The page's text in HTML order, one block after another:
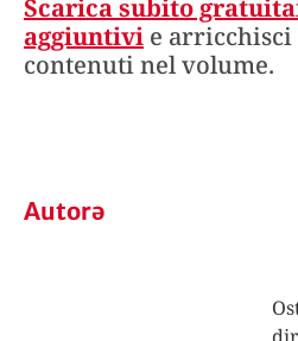
Scarica subito
aggiuntivi e
contenuti nel volume.
Autorə